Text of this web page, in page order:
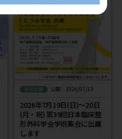
学会出展 公開：2026/07/13
2026年7月19日(日)～20日
(月・祝) 第39回日本臨床整
形外科学会学術集会に出展
します